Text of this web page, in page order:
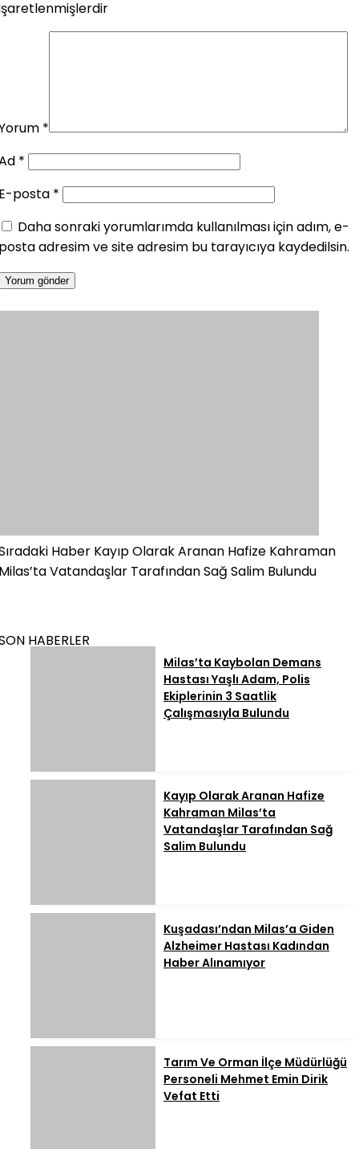
*
*
posta *
Daha sonraki yorumlarımda kullanılması için adım, e-
adresim ve site adresim bu tarayıcıya kaydedilsin.
Haber Kayıp Olarak Aranan Hafize Kahraman
Vatandaşlar Tarafından Sağ Salim Bulundu
HABERLER
Milas’ta Kaybolan Demans
Hastası Yaşlı Adam, Polis
Ekiplerinin 3 Saatlik
Çalışmasıyla Bulundu
Kayıp Olarak Aranan Hafize
Kahraman Milas’ta
Vatandaşlar Tarafından Sağ
Salim Bulundu
Kuşadası’ndan Milas’a Giden
Alzheimer Hastası Kadından
Haber Alınamıyor
Tarım Ve Orman İlçe Müdürlüğü
Personeli Mehmet Emin Dirik
Vefat Etti